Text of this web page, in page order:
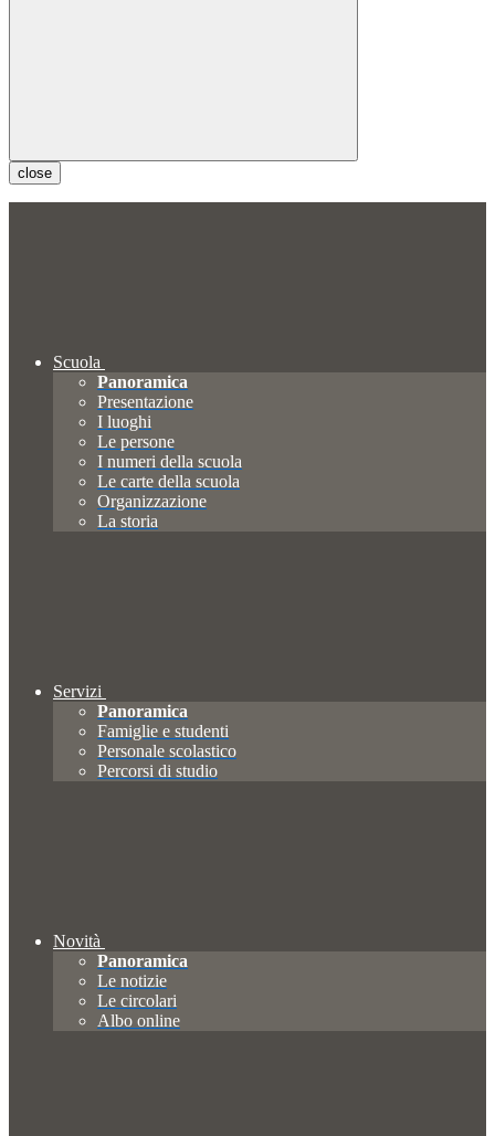
close
Scuola
Panoramica
Presentazione
I luoghi
Le persone
I numeri della scuola
Le carte della scuola
Organizzazione
La storia
Servizi
Panoramica
Famiglie e studenti
Personale scolastico
Percorsi di studio
Novità
Panoramica
Le notizie
Le circolari
Albo online